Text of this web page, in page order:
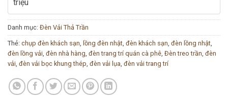
triệu
Danh mục: Đèn Vải Thả Trần
Thẻ: chụp đèn khách sạn lồng đèn nhật đèn khách sạn đèn lồng nhật
đèn lồng vải đèn nhà hàng đèn trang trí quán cà phê Đèn treo trần đèn
vải đèn vải bọc khung thép đèn vải lụa đèn vải trang trí